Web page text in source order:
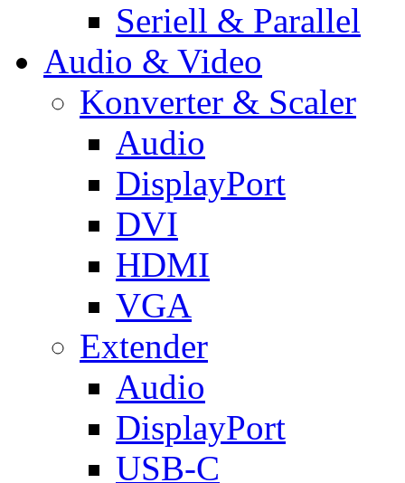
Seriell & Parallel
Audio & Video
Konverter & Scaler
Audio
DisplayPort
DVI
HDMI
VGA
Extender
Audio
DisplayPort
USB-C